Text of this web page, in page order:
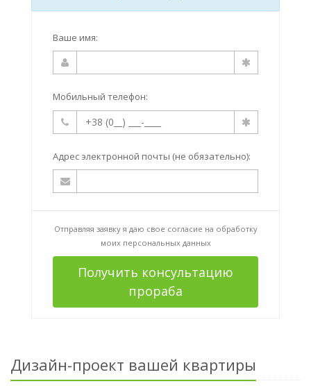
Ваше имя:
Мобильный телефон:
Адрес электронной почты (не обязательно):
Отправляя заявку я даю свое согласие на обработку
моих персональных данных
Получить консультацию
прораба
Дизайн-проект вашей квартиры